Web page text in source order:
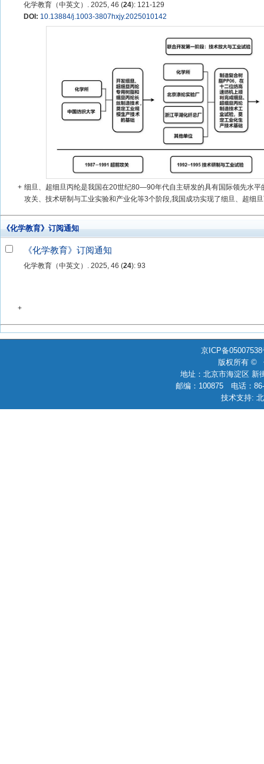
化学教育（中英文）. 2025, 46 (24): 121-129
DOI: 10.13884/j.1003-3807hxjy.2025010142
+ 细旦、超细旦丙纶是我国在20世纪80—90年代自主研发的具有国际领先水
攻关、技术研制与工业实验和产业化等3个阶段,我国成功实现了细旦、超细
《化学教育》订阅通知
《化学教育》订阅通知
化学教育（中英文）. 2025, 46 (24): 93
+
京ICP备
版权所有 ©
地址：北京市海淀区 新
邮编：100875 电话：
技术支持: